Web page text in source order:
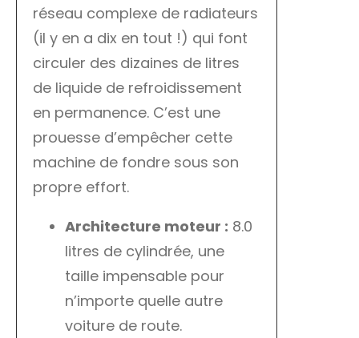
réseau complexe de radiateurs
(il y en a dix en tout !) qui font
circuler des dizaines de litres
de liquide de refroidissement
en permanence. C’est une
prouesse d’empêcher cette
machine de fondre sous son
propre effort.
Architecture moteur : 8.0
litres de cylindrée, une
taille impensable pour
n’importe quelle autre
voiture de route.